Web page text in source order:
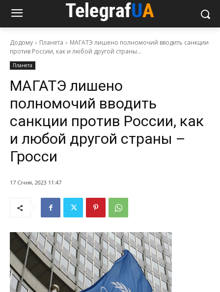
Додому Планета
МАГАТЭ лишено полномочий вводить санкции
против России, как и любой другой страны...
Планета
МАГАТЭ лишено
полномочий вводить
санкции против России, как
и любой другой страны –
Гросси
17 Січня, 2023 11:47